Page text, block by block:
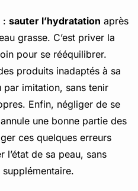
: sauter l’hydratation après
grasse. C’est priver la
pour se rééquilibrer.
produits inadaptés à sa
par imitation, sans tenir
Enfin, négliger de se
une bonne partie des
ces quelques erreurs
l’état de sa peau, sans